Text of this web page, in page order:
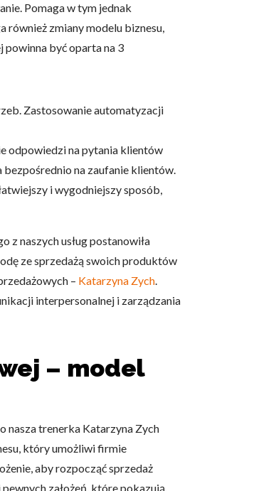
Pomaga w tym jednak
również zmiany modelu biznesu,
powinna być oparta na 3
Zastosowanie automatyzacji
odpowiedzi na pytania klientów
na zaufanie klientów.
i wygodniejszy sposób,
z naszych usług postanowiła
ze sprzedażą swoich produktów
– Katarzyna Zych.
interpersonalnej i zarządzania
– model
nasza trenerka Katarzyna Zych
który umożliwi firmie
aby rozpocząć sprzedaż
założeń, które pokazują,